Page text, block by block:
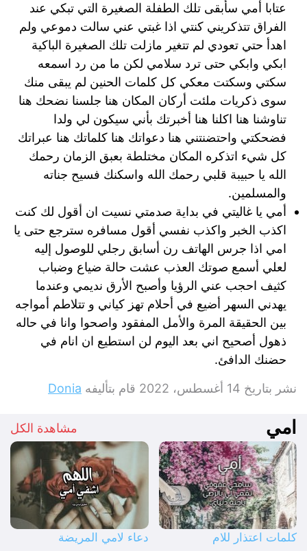
عتابا أمي سأبقى تلك الطفلة الصغيرة التي تبكي عند
الفراق تتذكريني كنتي اذا غبتي عني سالت دموعي ولم
اهدأ حتي تعودي لم تتغير مازلت تلك الصغيرة الباكية
ابكي وابكي حتى ترد سلامي لكن ما من رد اسمعه
سكتي وسكتت معكي كل كلمات الحنين لم يبقى منك
سوى ذكريات ملئت أركان المكان هنا جلسنا نضحك هنا
تناوشنا هنا اكلنا هنا أخبرتك بأني سيكون لي ولدا
فضحكتي واحتضنتني هنا دعواتك هنا كلماتك هنا عبراتك
كل شيء اتذكره المكان مختلطة بعبق الزمان رحمك
الله يا حبيبة قلبي رحمك الله واسكنك فسيح جناته
والمسلمين.
أمي يا غاليتي في بداية صدمتي نسيت ان أقول لك كنت
اكذب الخبر واكذب نفسي أقول مسافره سترجع حتى يا
امي اذا جرس الهاتف رن أسابق رجلي للوصول إليه
لعلي أسمع صوتك العذب عشت حالة ضياع وضباب
كثيف احجب عني الرؤيا وأصبح الأرق نديمي وعندما
يهدني السهر أضيع في أحلام تهز كياني و تتلاطم أمواجه
بين الحقيقة المرة والأمل المفقود واصحوا وانا في حاله
ذهول أصحيح اني بعد اليوم لن استطيع ان انام في
حضنك الدافئ.
نشر بتاريخ 14 أغسطس، 2022 قام بتأليفه Donia
امي مشاهدة الكل
كلمات اعتذار للام دعاء لامي المريضة